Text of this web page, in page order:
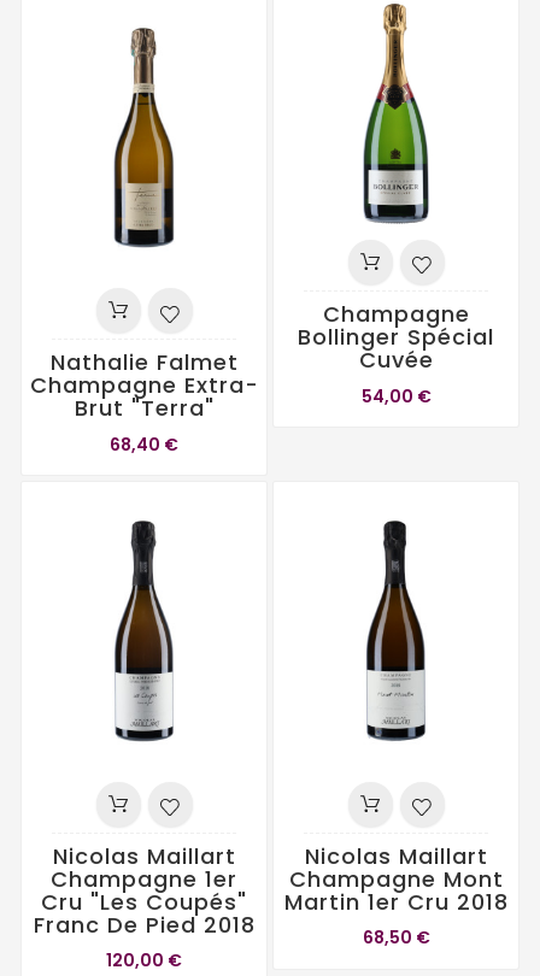
Nathalie Falmet
Champagne Extra-
Brut "Terra"
68,40 €
Champagne
Bollinger Spécial
Cuvée
54,00 €
Nicolas Maillart
Champagne 1er
Cru "Les Coupés"
Franc De Pied 2018
120,00 €
Nicolas Maillart
Champagne Mont
Martin 1er Cru 2018
68,50 €